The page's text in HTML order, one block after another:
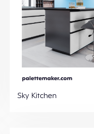
Sky Kitchen